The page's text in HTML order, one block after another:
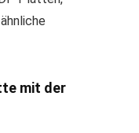
mit der